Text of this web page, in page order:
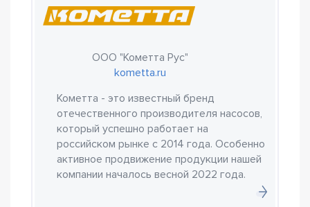
ООО "Кометта Рус"
kometta.ru
Кометта - это известный бренд
отечественного производителя насосов,
который успешно работает на
российском рынке с 2014 года. Особенно
активное продвижение продукции нашей
компании началось весной 2022 года.